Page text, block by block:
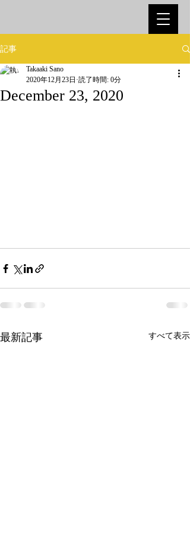
記事
December 23, 2020
Takaaki Sano
2020年12月23日 読了時間: 0分
最新記事 すべて表示